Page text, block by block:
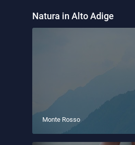
Natura in Alto Adige
Monte Rosso